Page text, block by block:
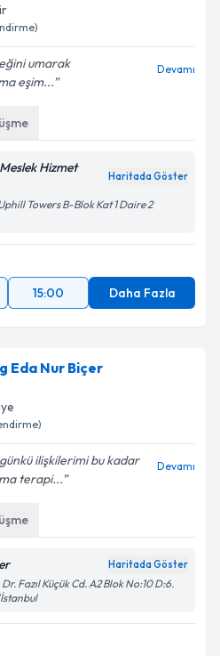
umarak
eşim...
Devamı
Hizmet
Haritada Göster
Towers B-Blok Kat 1 Daire 2
15:00 Daha Fazla
Eda Nur Biçer
ilişkilerimi bu kadar
terapi...
Devamı
Haritada Göster
Fazıl Küçük Cd. A2 Blok No:10 D:6.